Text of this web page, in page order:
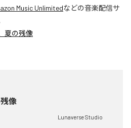
Music Unlimitedなどの音楽配信サ
夏の残像
像
Lunaverse Studio